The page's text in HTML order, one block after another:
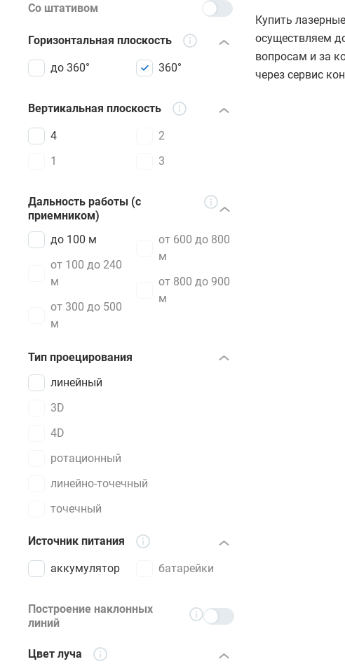
Со штативом
Горизонтальная плоскость
до 360° 360°
Вертикальная плоскость
4
1
2
3
Дальность работы (с
приемником)
до 100 м
от 100 до 240
м
от 300 до 500
м
от 600 до 800
м
от 800 до 900
м
Тип проецирования
линейный
3D
4D
ротационный
линейно-точечный
точечный
Источник питания
аккумулятор батарейки
Построение наклонных
линий
Цвет луча
Купить
осуществляем
вопросам и за
через сервис